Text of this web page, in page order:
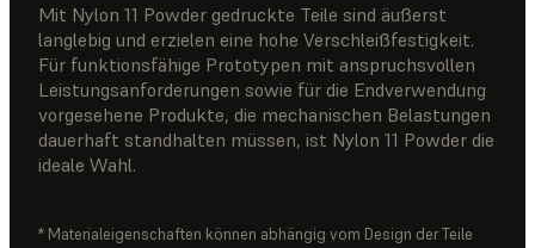
Mit Nylon 11 Powder gedruckte Teile sind äußerst
langlebig und erzielen eine hohe Verschleißfestigkeit.
Für funktionsfähige Prototypen mit anspruchsvollen
Leistungsanforderungen sowie für die Endverwendung
vorgesehene Produkte, die mechanischen Belastungen
dauerhaft standhalten müssen, ist Nylon 11 Powder die
ideale Wahl.
* Materialeigenschaften können abhängig vom Design der Teile